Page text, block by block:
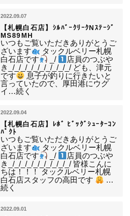
2022.09.07
【札幌白石店】ｼﾙﾊﾞｰｸﾘｰｸNｽﾃｰｼﾞ
MS89MH
いつもご覧いただきありがとうご
ざいます
タックルベリー札幌
白石店です
_/
店員のつぶや
き_/_/_/_/_/_/_/_/_/_/ ども、津元
です
息子が釣りに行きたいと
言っていたので、厚田港にウグ
イ…続く
2022.09.04
【札幌白石店】ﾚﾎﾞ ﾋﾞｯｸﾞｼｭｰﾀｰｺﾝ
ﾊﾟｸﾄ
いつもご覧いただきありがとうご
ざいます
タックルベリー札幌
白石店です
_/
店員のつぶや
き_/_/_/_/_/_/_/_/_/_/ 皆様こんに
ちは！！！ タックルベリー札幌
白石店スタッフの高田です
…
続く
2022.09.01